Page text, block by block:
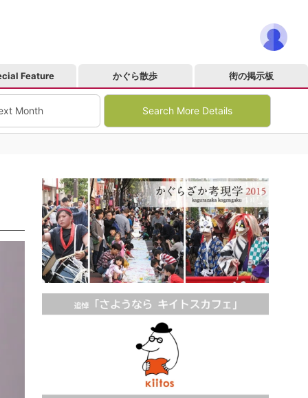
Feature かぐら散歩 街の掲示板
Month Search More Details